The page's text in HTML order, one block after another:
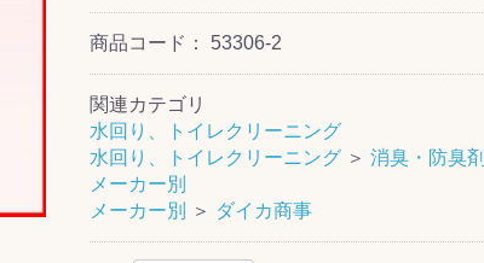
商品コード： 53306-2
関連カテゴリ
水回り、トイレクリーニング
水回り、トイレクリーニング ＞ 消臭・防臭剤
メーカー別
メーカー別
＞ ダイカ商事